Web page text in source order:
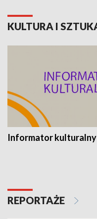
KULTURA I
Informator kulturalny
REPORTAŻE